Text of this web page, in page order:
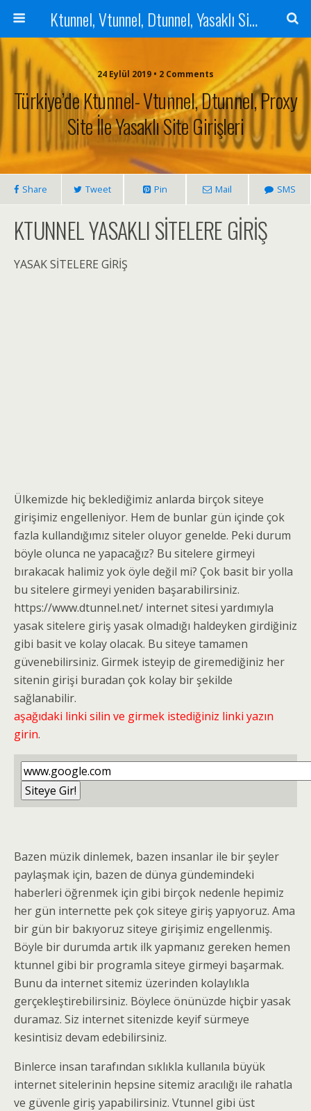
Ktunnel, Vtunnel, Dtunnel, Yasaklı Sitelere Giriş, Proxy Site
24 Eylül 2019 • 2 Comments
Türkiye’de Ktunnel- Vtunnel, Dtunnel, Proxy
Site İle Yasaklı Site Girişleri
Share Tweet Pin Mail SMS
KTUNNEL YASAKLI SİTELERE GİRİŞ
YASAK SİTELERE GİRİŞ
Ülkemizde hiç beklediğimiz anlarda birçok siteye
girişimiz engelleniyor. Hem de bunlar gün içinde çok
fazla kullandığımız siteler oluyor genelde. Peki durum
böyle olunca ne yapacağız? Bu sitelere girmeyi
bırakacak halimiz yok öyle değil mi? Çok basit bir yolla
bu sitelere girmeyi yeniden başarabilirsiniz.
https://www.dtunnel.net/ internet sitesi yardımıyla
yasak sitelere giriş yasak olmadığı haldeyken girdiğiniz
gibi basit ve kolay olacak. Bu siteye tamamen
güvenebilirsiniz. Girmek isteyip de giremediğiniz her
sitenin girişi buradan çok kolay bir şekilde
sağlanabilir.
aşağıdaki linki silin ve girmek istediğiniz linki yazın
girin.
Bazen müzik dinlemek, bazen insanlar ile bir şeyler
paylaşmak için, bazen de dünya gündemindeki
haberleri öğrenmek için gibi birçok nedenle hepimiz
her gün internette pek çok siteye giriş yapıyoruz. Ama
bir gün bir bakıyoruz siteye girişimiz engellenmiş.
Böyle bir durumda artık ilk yapmanız gereken hemen
ktunnel gibi bir programla siteye girmeyi başarmak.
Bunu da internet sitemiz üzerinden kolaylıkla
gerçekleştirebilirsiniz. Böylece önünüzde hiçbir yasak
duramaz. Siz internet sitenizde keyif sürmeye
kesintisiz devam edebilirsiniz.
Binlerce insan tarafından sıklıkla kullanıla büyük
internet sitelerinin hepsine sitemiz aracılığı ile rahatla
ve güvenle giriş yapabilirsiniz. Vtunnel gibi üst